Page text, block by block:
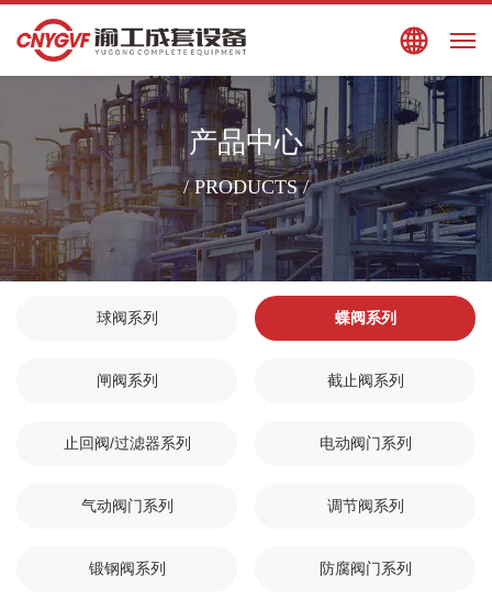
EN
产品中心
/ PRODUCTS /
球阀系列 蝶阀系列
闸阀系列 截止阀系列
止回阀/过滤器系列 电动阀门系列
气动阀门系列 调节阀系列
锻钢阀系列 防腐阀门系列